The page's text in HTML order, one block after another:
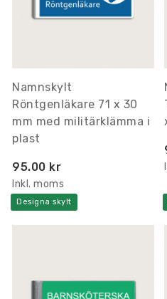
Namnskylt
Röntgenläkare 71 x 30
mm med militärklämma i
plast
95.00 kr
Inkl. moms
Designa skylt